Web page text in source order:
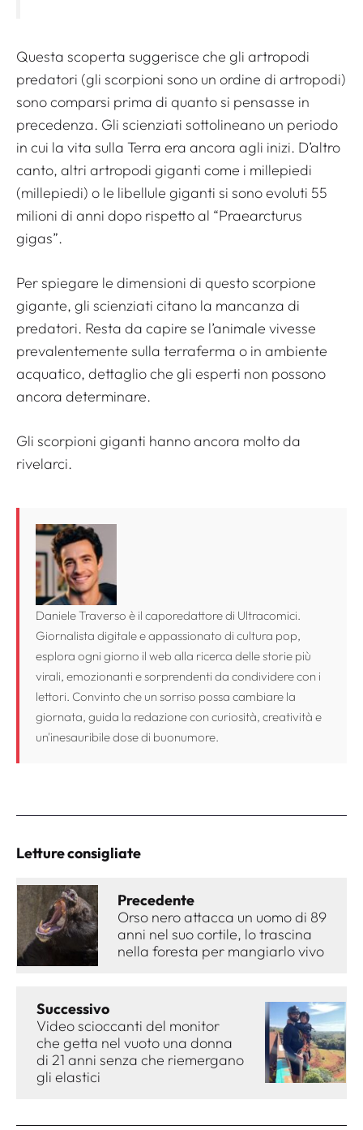
Questa scoperta suggerisce che gli artropodi
predatori (gli scorpioni sono un ordine di artropodi)
sono comparsi prima di quanto si pensasse in
precedenza. Gli scienziati sottolineano un periodo
in cui la vita sulla Terra era ancora agli inizi. D’altro
canto, altri artropodi giganti come i millepiedi
(millepiedi) o le libellule giganti si sono evoluti 55
milioni di anni dopo rispetto al “Praearcturus
gigas”.
Per spiegare le dimensioni di questo scorpione
gigante, gli scienziati citano la mancanza di
predatori. Resta da capire se l’animale vivesse
prevalentemente sulla terraferma o in ambiente
acquatico, dettaglio che gli esperti non possono
ancora determinare.
Gli scorpioni giganti hanno ancora molto da
rivelarci.
Daniele Traverso è il caporedattore di Ultracomici.
Giornalista digitale e appassionato di cultura pop,
esplora ogni giorno il web alla ricerca delle storie più
virali, emozionanti e sorprendenti da condividere con i
lettori. Convinto che un sorriso possa cambiare la
giornata, guida la redazione con curiosità, creatività e
un'inesauribile dose di buonumore.
Letture consigliate
Precedente
Orso nero attacca un uomo di 89
anni nel suo cortile, lo trascina
nella foresta per mangiarlo vivo
Successivo
Video scioccanti del monitor
che getta nel vuoto una donna
di 21 anni senza che riemergano
gli elastici